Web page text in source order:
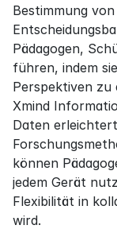
Bestimmung
Pädagogen,
führen, indem
Perspektiven zu
Xmind
Daten
können
jedem Gerät
Flexibilität in
wird.